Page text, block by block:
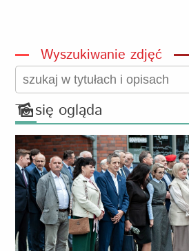
Wyszukiwanie zdjęć
To się ogląda